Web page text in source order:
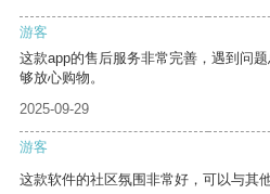
游客
这款app的售后服务非常完善，遇到问
够放心购物。
2025-09-29
游客
这款软件的社区氛围非常好，可以与其